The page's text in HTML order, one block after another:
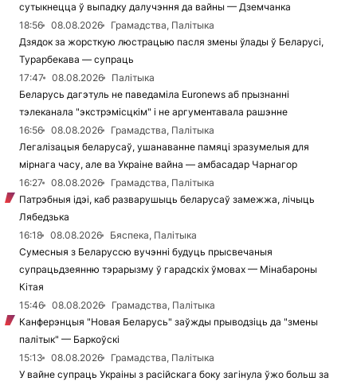
сутыкнецца ў выпадку далучэння да вайны — Дземчанка
18:56
08.08.2026
Грамадства, Палітыка
Дзядок за жорсткую люстрацыю пасля змены ўлады ў Беларусі,
Турарбекава — супраць
17:47
08.08.2026
Палітыка
Беларусь дагэтуль не паведаміла Euronews аб прызнанні
тэлеканала "экстрэмісцкім" і не аргументавала рашэнне
16:56
08.08.2026
Грамадства, Палітыка
Легалізацыя беларусаў, ушанаванне памяці зразумелыя для
мірнага часу, але ва Украіне вайна — амбасадар Чарнагор
16:27
08.08.2026
Грамадства, Палітыка
Патрэбныя ідэі, каб разварушыць беларусаў замежжа, лічыць
Лябедзька
16:18
08.08.2026
Бяспека, Палітыка
Сумесныя з Беларуссю вучэнні будуць прысвечаныя
супрацьдзеянню тэрарызму ў гарадскіх ўмовах — Мінабароны
Кітая
15:46
08.08.2026
Грамадства, Палітыка
Канферэнцыя "Новая Беларусь" заўжды прыводзіць да "змены
палітык" — Баркоўскі
15:13
08.08.2026
Грамадства, Палітыка
У вайне супраць Украіны з расійскага боку загінула ўжо больш за